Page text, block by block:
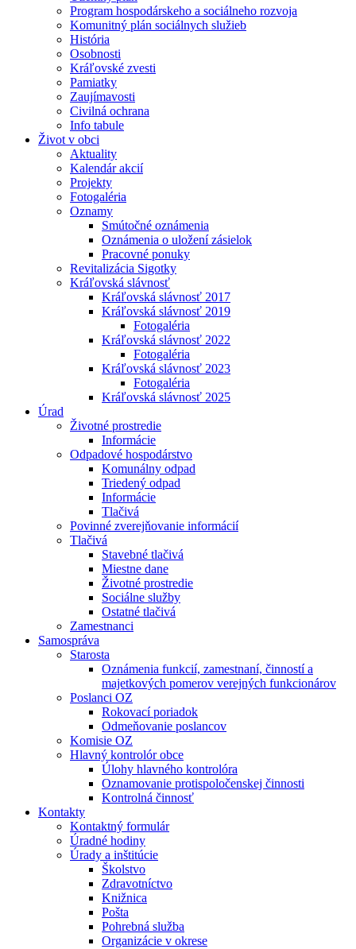
Program hospodárskeho a sociálneho rozvoja
Komunitný plán sociálnych služieb
História
Osobnosti
Kráľovské zvesti
Pamiatky
Zaujímavosti
Civilná ochrana
Info tabule
Život v obci
Aktuality
Kalendár akcií
Projekty
Fotogaléria
Oznamy
Smútočné oznámenia
Oznámenia o uložení zásielok
Pracovné ponuky
Revitalizácia Sigotky
Kráľovská slávnosť
Kráľovská slávnosť 2017
Kráľovská slávnosť 2019
Fotogaléria
Kráľovská slávnosť 2022
Fotogaléria
Kráľovská slávnosť 2023
Fotogaléria
Kráľovská slávnosť 2025
Úrad
Životné prostredie
Informácie
Odpadové hospodárstvo
Komunálny odpad
Triedený odpad
Informácie
Tlačivá
Povinné zverejňovanie informácií
Tlačivá
Stavebné tlačivá
Miestne dane
Životné prostredie
Sociálne služby
Ostatné tlačivá
Zamestnanci
Samospráva
Starosta
Oznámenia funkcií, zamestnaní, činností a
majetkových pomerov verejných funkcionárov
Poslanci OZ
Rokovací poriadok
Odmeňovanie poslancov
Komisie OZ
Hlavný kontrolór obce
Úlohy hlavného kontrolóra
Oznamovanie protispoločenskej činnosti
Kontrolná činnosť
Kontakty
Kontaktný formulár
Úradné hodiny
Úrady a inštitúcie
Školstvo
Zdravotníctvo
Knižnica
Pošta
Pohrebná služba
Organizácie v okrese